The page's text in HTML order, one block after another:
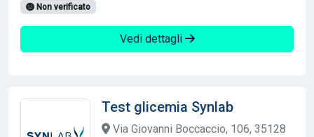
Non verificato
Vedi dettagli
Test glicemia Synlab
Via Giovanni Boccaccio, 106, 35128